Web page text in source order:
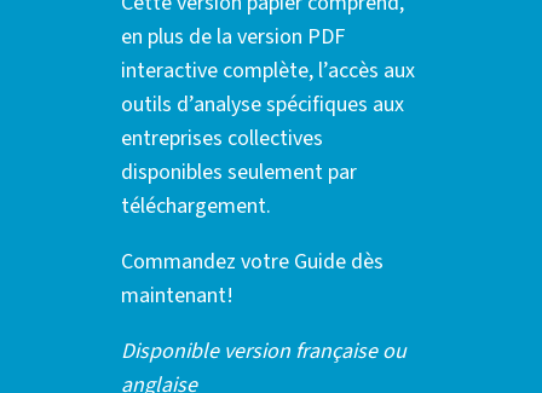
en plus de la version PDF
interactive complète, l’accès aux
outils d’analyse spécifiques aux
entreprises collectives
disponibles seulement par
téléchargement.
Commandez votre Guide dès
maintenant!
Disponible version française ou
anglaise